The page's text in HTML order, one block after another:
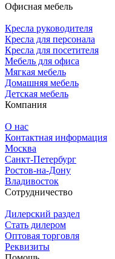
Офисная мебель
Кресла руководителя
Кресла для персонала
Кресла для посетителя
Мебель для офиса
Мягкая мебель
Домашняя мебель
Детская мебель
Компания
О нас
Контактная информация
Москва
Санкт-Петербург
Ростов-на-Дону
Владивосток
Сотрудничество
Дилерский раздел
Стать дилером
Оптовая торговля
Реквизиты